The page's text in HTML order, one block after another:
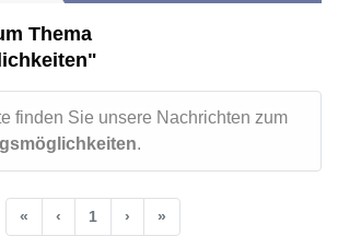
Thema
finden Sie unsere Nachrichten zum
.
« ‹ 1 › »